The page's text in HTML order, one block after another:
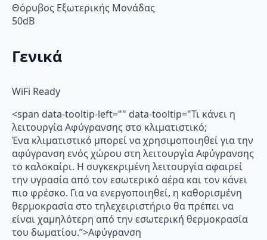
Θόρυβος Εξωτερικής Μονάδας
50dB
Γενικά
WiFi Ready
<span data-tooltip-left="" data-tooltip="Τι κάνει η
λειτουργία Αφύγρανσης στο κλιματιστικό;
Ένα κλιματιστικό μπορεί να χρησιμοποιηθεί για την
αφύγρανση ενός χώρου στη λειτουργία Αφύγρανσης
το καλοκαίρι. Η συγκεκριμένη λειτουργία αφαιρεί
την υγρασία από τον εσωτερικό αέρα και τον κάνει
πιο φρέσκο. Για να ενεργοποιηθεί, η καθορισμένη
θερμοκρασία στο τηλεχειριστήριο θα πρέπει να
είναι χαμηλότερη από την εσωτερική θερμοκρασία
του δωματίου.”>Αφύγρανση